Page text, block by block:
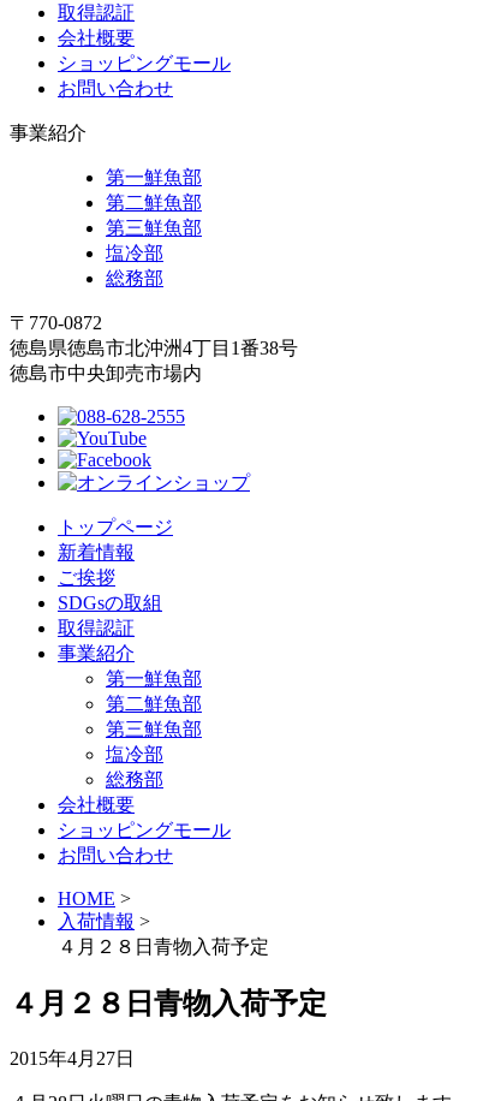
取得認証
会社概要
ショッピングモール
お問い合わせ
事業紹介
第一鮮魚部
第二鮮魚部
第三鮮魚部
塩冷部
総務部
〒770-0872
徳島県徳島市北沖洲4丁目1番38号
徳島市中央卸売市場内
トップページ
新着情報
ご挨拶
SDGsの取組
取得認証
事業紹介
第一鮮魚部
第二鮮魚部
第三鮮魚部
塩冷部
総務部
会社概要
ショッピングモール
お問い合わせ
HOME >
入荷情報 >
４月２８日青物入荷予定
４月２８日青物入荷予定
2015年4月27日